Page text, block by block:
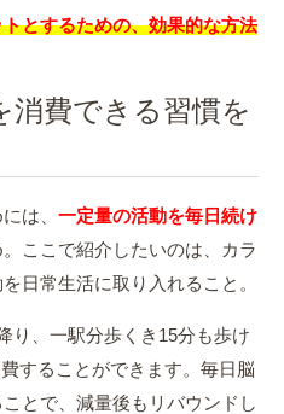
とするための、効果的な方法
消費できる習慣を
は、一定量の活動を毎日続け
ここで紹介したいのは、カラ
日常生活に取り入れること。
り、一駅分歩くき15分も歩け
することができます。毎日脳
とで、減量後もリバウンドし